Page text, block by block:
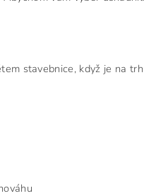
stavebnice, když je na